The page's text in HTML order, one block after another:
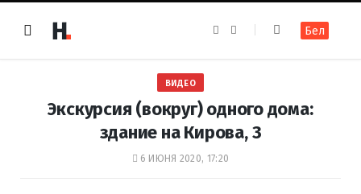
e
k
t
a
m
Бел
ВИДЕО
Экскурсия (вокруг) одного дома:
здание на Кирова, 3
6 ИЮНЯ 2020, 17:20